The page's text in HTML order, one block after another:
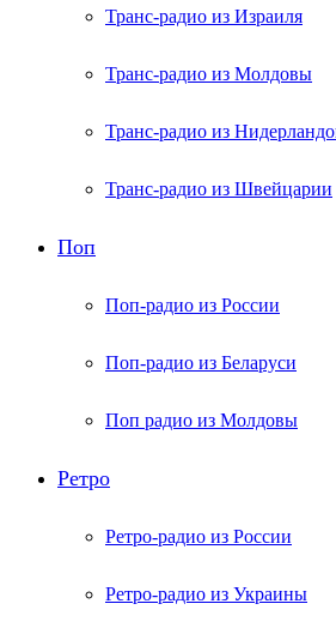
Транс-радио из Израиля
Транс-радио из Молдовы
Транс-радио из
Транс-радио из Швейцарии
Поп
Поп-радио из России
Поп-радио из Беларуси
Поп радио из Молдовы
Ретро
Ретро-радио из России
Ретро-радио из Украины